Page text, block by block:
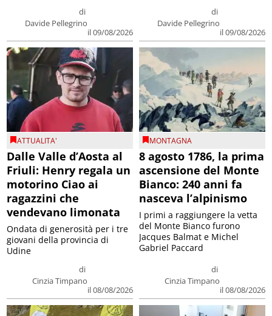
di
Davide Pellegrino
il 09/08/2026
di
Davide Pellegrino
il 09/08/2026
ATTUALITA'
Dalle Valle d’Aosta al
Friuli: Henry regala un
motorino Ciao ai
ragazzini che
vendevano limonata
di
Cinzia Timpano
il 08/08/2026
Ondata di generosità per i tre
giovani della provincia di
Udine
MONTAGNA
8 agosto 1786, la prima
ascensione del Monte
Bianco: 240 anni fa
nasceva l’alpinismo
di
Cinzia Timpano
il 08/08/2026
I primi a raggiungere la vetta
del Monte Bianco furono
Jacques Balmat e Michel
Gabriel Paccard